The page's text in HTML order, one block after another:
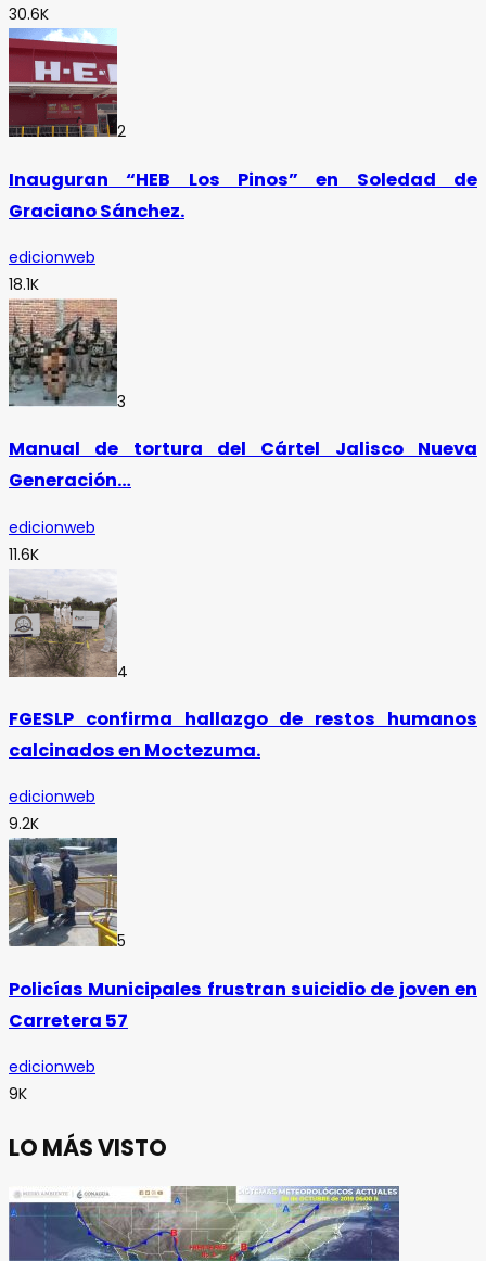
30.6K
2
Inauguran “HEB Los Pinos” en Soledad de
Graciano Sánchez.
edicionweb
18.1K
3
Manual de tortura del Cártel Jalisco Nueva
Generación…
edicionweb
11.6K
4
FGESLP confirma hallazgo de restos humanos
calcinados en Moctezuma.
edicionweb
9.2K
5
Policías Municipales frustran suicidio de joven en
Carretera 57
edicionweb
9K
LO MÁS VISTO